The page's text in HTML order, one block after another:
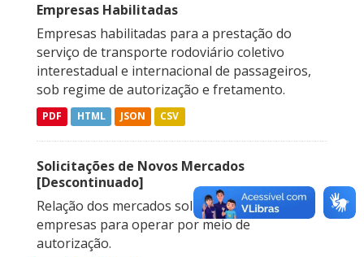
Empresas Habilitadas
Empresas habilitadas para a prestação do
serviço de transporte rodoviário coletivo
interestadual e internacional de passageiros,
sob regime de autorização e fretamento.
PDF HTML JSON CSV
Solicitações de Novos Mercados
[Descontinuado]
Relação dos mercados solicitados pelas
empresas para operar por meio de
autorização.